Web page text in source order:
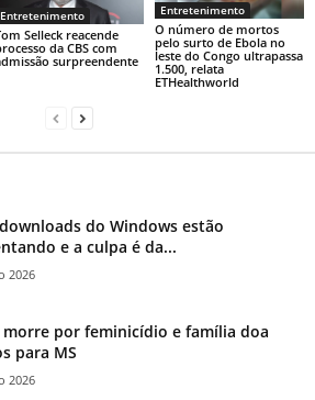
Entretenimento
Selleck reacende
da CBS com
surpreendente
Entretenimento
O número de mortos
pelo surto de Ebola no
leste do Congo ultrapassa
1.500, relata
ETHealthworld
do Windows estão
e a culpa é da...
2026
morre por feminicídio e família doa
para MS
2026